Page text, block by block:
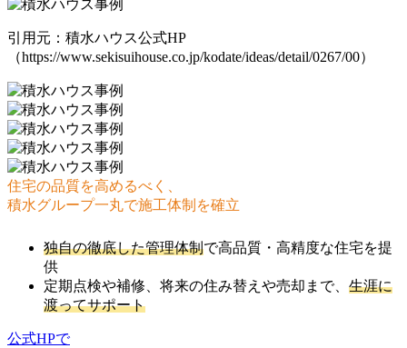
引用元：積水ハウス公式HP
（https://www.sekisuihouse.co.jp/kodate/ideas/detail/0267/00）
住宅の品質を高めるべく、
積水グループ一丸で施工体制を確立
独自の徹底した管理体制で高品質・高精度な住宅を提
供
定期点検や補修、将来の住み替えや売却まで、 生涯に
渡ってサポート
公式HPで